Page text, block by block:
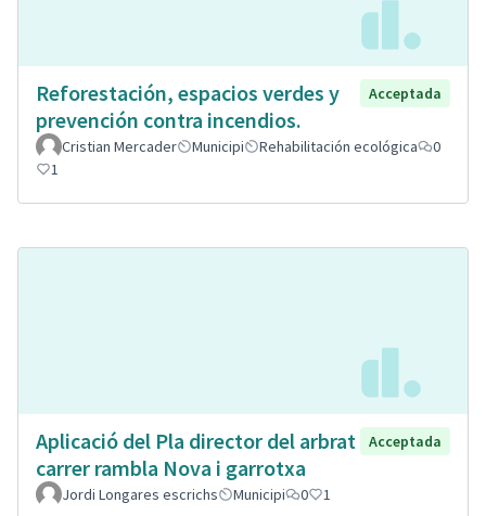
Reforestación, espacios verdes y
prevención contra incendios.
Acceptada
Cristian Mercader Municipi Rehabilitación ecológica
0
1
Aplicació del Pla director del arbrat
carrer rambla Nova i garrotxa
Acceptada
Jordi Longares escrichs Municipi 0 1